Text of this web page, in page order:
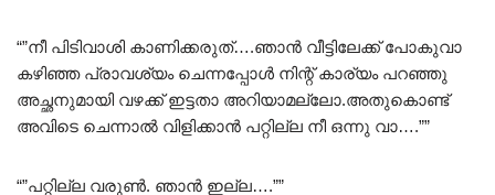
“”നീ പിടിവാശി കാണിക്കരുത്….ഞാൻ വീട്ടിലേക്ക് പോകുവാ
കഴിഞ്ഞ പ്രാവശ്യം ചെന്നപ്പോൾ നിന്റ് കാര്യം പറഞ്ഞു
അച്ഛനുമായി വഴക്ക് ഇട്ടതാ അറിയാമല്ലോ.അതുകൊണ്ട്
അവിടെ ചെന്നാൽ വിളിക്കാൻ പറ്റില്ല നീ ഒന്നു വാ….””
“”പറ്റില്ല വരുൺ. ഞാൻ ഇല്ല….””